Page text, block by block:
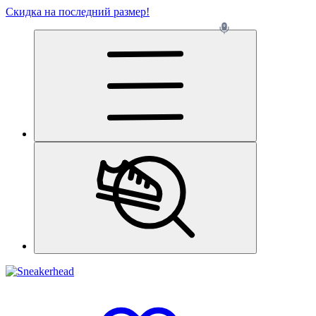
Скидка на последний размер!